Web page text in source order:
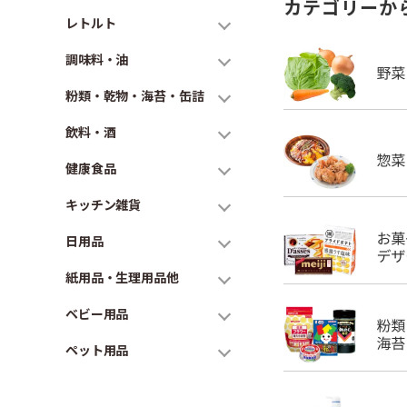
レトルト
調味料・油
粉類・乾物・海苔・缶詰
飲料・酒
健康食品
キッチン雑貨
日用品
紙用品・生理用品他
ベビー用品
ペット用品
カテゴリーか